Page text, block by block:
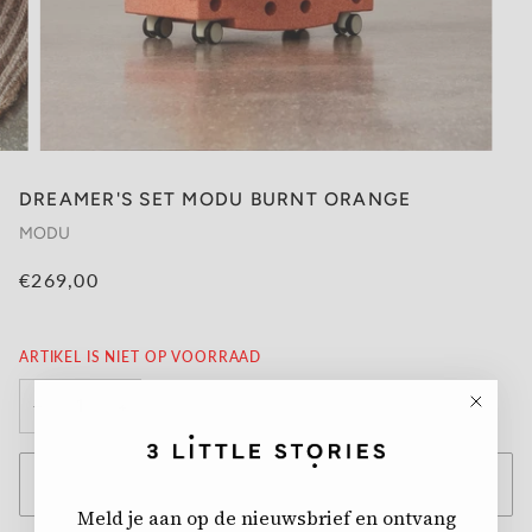
DREAMER'S SET MODU BURNT ORANGE
MODU
€269,00
ARTIKEL IS NIET OP VOORRAAD
−
Meld je aan op de nieuwsbriefen ontvang